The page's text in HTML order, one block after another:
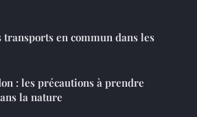
transports en commun dans les
: les précautions à prendre
la nature